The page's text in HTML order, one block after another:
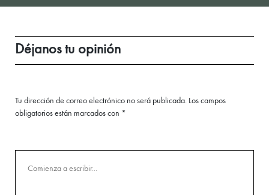
Déjanos tu opinión
Tu dirección de correo electrónico no será publicada. Los campos
obligatorios están marcados con *